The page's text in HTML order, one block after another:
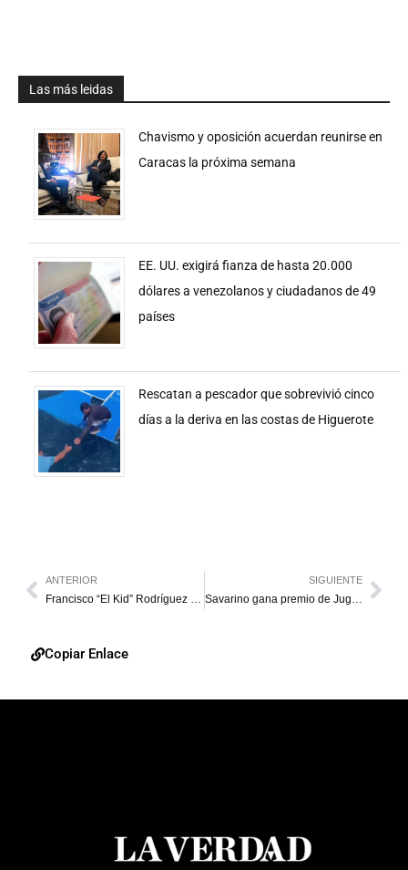
Las más leidas
Chavismo y oposición acuerdan reunirse en
Caracas la próxima semana
EE. UU. exigirá fianza de hasta 20.000
dólares a venezolanos y ciudadanos de 49
países
Rescatan a pescador que sobrevivió cinco
días a la deriva en las costas de Higuerote
ANTERIOR
Francisco “El Kid” Rodríguez es dejado en libertad en México
SIGUIENTE
Savarino gana premio de Jugador de la Semana en la MLS
Copiar Enlace